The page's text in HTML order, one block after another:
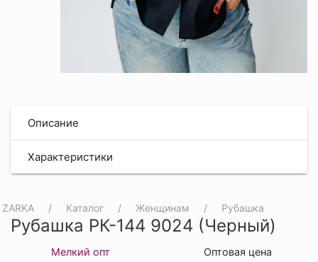
Описание
Характеристики
ZARKA Каталог Женщинам Рубашка
Рубашка РК-144 9024 (Черный)
Мелкий опт Оптовая цена